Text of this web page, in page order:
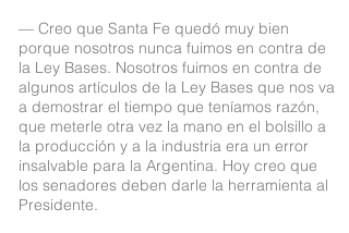
— Creo que Santa Fe quedó muy bien
porque nosotros nunca fuimos en contra de
la Ley Bases. Nosotros fuimos en contra de
algunos artículos de la Ley Bases que nos va
a demostrar el tiempo que teníamos razón,
que meterle otra vez la mano en el bolsillo a
la producción y a la industria era un error
insalvable para la Argentina. Hoy creo que
los senadores deben darle la herramienta al
Presidente.